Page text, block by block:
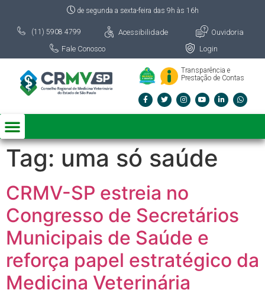
de segunda a sexta-feira das 9h às 16h
(11) 5908 4799 Acessibilidade
Ouvidoria
Fale Conosco
Login
Transparência e
Prestação de Contas
Tag: uma só saúde
CRMV-SP estreia no
Congresso de Secretários
Municipais de Saúde e
reforça papel estratégico da
Medicina Veterinária